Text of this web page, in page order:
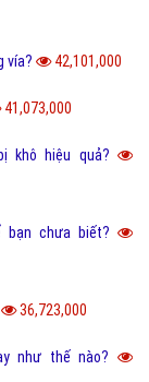
vía? 42,101,000
41,073,000
khô hiệu quả?
bạn chưa biết?
36,723,000
như thế nào?